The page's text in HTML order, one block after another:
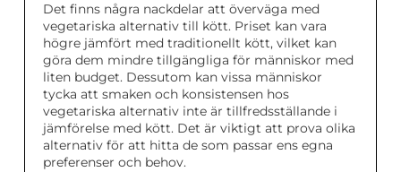
Det finns några nackdelar att överväga med
vegetariska alternativ till kött. Priset kan vara
högre jämfört med traditionellt kött, vilket kan
göra dem mindre tillgängliga för människor med
liten budget. Dessutom kan vissa människor
tycka att smaken och konsistensen hos
vegetariska alternativ inte är tillfredsställande i
jämförelse med kött. Det är viktigt att prova olika
alternativ för att hitta de som passar ens egna
preferenser och behov.